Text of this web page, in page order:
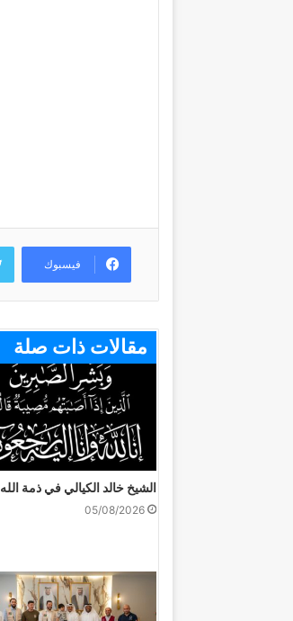
فيسبوك
مقالات ذات صلة
الشيخ خالد الكيالي في ذمة الله
05/08/2026